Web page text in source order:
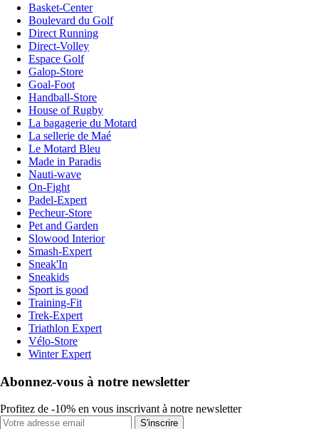
Basket-Center
Boulevard du Golf
Direct Running
Direct-Volley
Espace Golf
Galop-Store
Goal-Foot
Handball-Store
House of Rugby
La bagagerie du Motard
La sellerie de Maé
Le Motard Bleu
Made in Paradis
Nauti-wave
On-Fight
Padel-Expert
Pecheur-Store
Pet and Garden
Slowood Interior
Smash-Expert
Sneak'In
Sneakids
Sport is good
Training-Fit
Trek-Expert
Triathlon Expert
Vélo-Store
Winter Expert
Abonnez-vous à notre newsletter
Profitez de -10% en vous inscrivant à notre newsletter
S'inscrire